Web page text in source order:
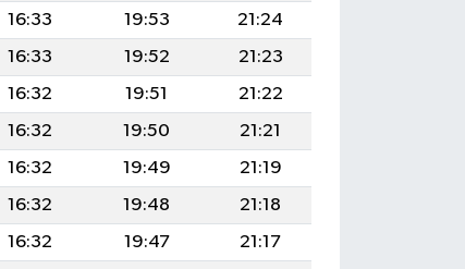
16:33 19:53
21:24
16:33 19:52
21:23
16:32 19:51
21:22
16:32 19:50
21:21
16:32 19:49
21:19
16:32 19:48
21:18
16:32 19:47
21:17